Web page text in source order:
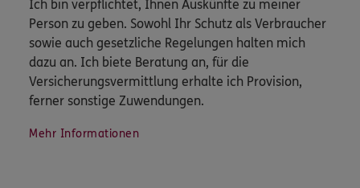
Ich bin verpflichtet, Ihnen Auskünfte zu meiner
Person zu geben. Sowohl Ihr Schutz als Verbraucher
sowie auch gesetzliche Regelungen halten mich
dazu an. Ich biete Beratung an, für die
Versicherungsvermittlung erhalte ich Provision,
ferner sonstige Zuwendungen.
Mehr Informationen